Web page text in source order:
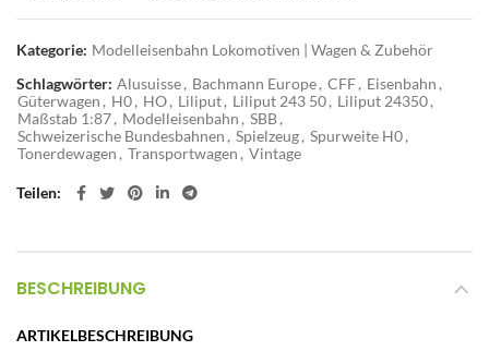
Kategorie: Modelleisenbahn Lokomotiven | Wagen & Zubehör
Schlagwörter: Alusuisse, Bachmann Europe, CFF, Eisenbahn ,
Güterwagen , H0, HO, Liliput, Liliput 243 50, Liliput 24350,
Maßstab 1:87, Modelleisenbahn , SBB,
Schweizerische Bundesbahnen , Spielzeug, Spurweite H0,
Tonerdewagen , Transportwagen , Vintage
Teilen
BESCHREIBUNG
ARTIKELBESCHREIBUNG